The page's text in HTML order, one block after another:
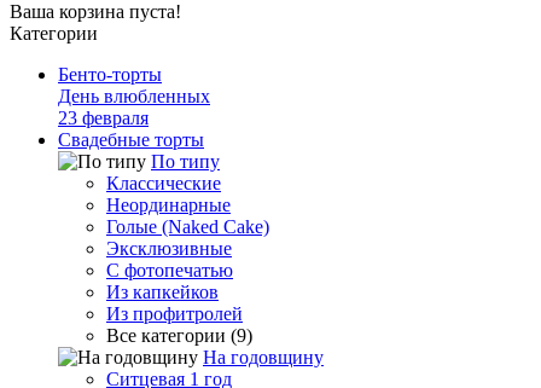
Ваша корзина пуста!
Категории
Бенто-торты
День влюбленных
23 февраля
Свадебные торты
По типу
Классические
Неординарные
Голые (Naked Cake)
Эксклюзивные
С фотопечатью
Из капкейков
Из профитролей
Все категории (9)
На годовщину
Ситцевая 1 год